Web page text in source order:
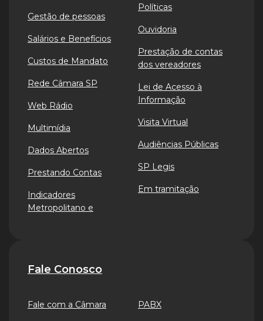
Gestão de pessoas
Salários e Benefícios
Custos de Mandato
Rede Câmara SP
Web Rádio
Multimídia
Dados Abertos
Prestando Contas
Indicadores
Metropolitano e
Políticas
Ouvidoria
Prestação de contas
dos vereadores
Lei de Acesso à
Informação
Visita Virtual
Audiências Públicas
SP Legis
Em tramitação
Fale Conosco
Fale com a Câmara PABX